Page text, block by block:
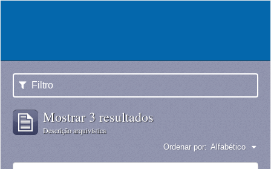
Filtro
Mostrar 3 resultados
Descrição arquivística
Ordenar por: Alfabético